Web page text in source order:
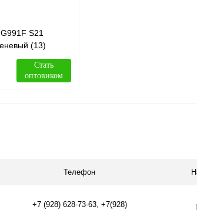
S21
(13)
Стать
оптовиком
Телефон
+7 (928) 628-73-63, +7(928)